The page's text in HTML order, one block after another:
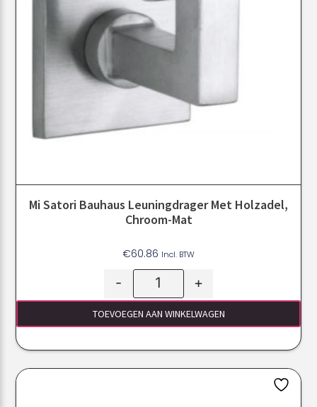
Mi Satori Bauhaus Leuningdrager Met Holzadel,
Chroom-Mat
€60.86 Incl. BTW
- +
TOEVOEGEN AAN WINKELWAGEN